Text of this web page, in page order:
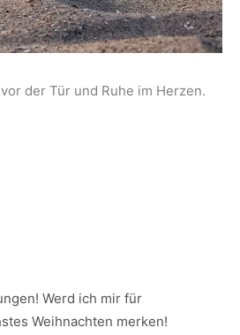
der Tür und Ruhe im Herzen.
Werd ich mir für
Weihnachten merken!